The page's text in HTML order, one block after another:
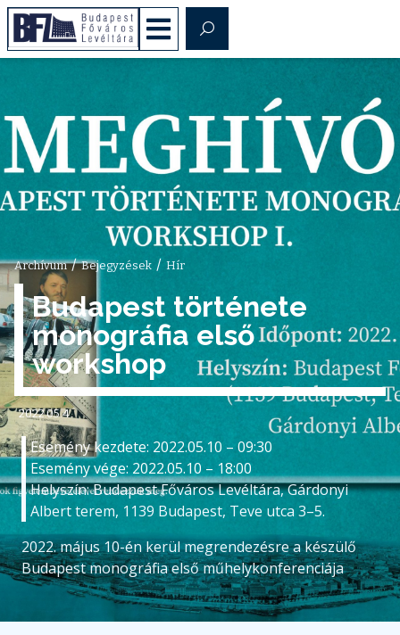
Archívum / Bejegyzések / Hír
Budapest története
monográfia első
workshop
2022.05.4
Esemény kezdete: 2022.05.10 – 09:30
Esemény vége: 2022.05.10 – 18:00
Helyszín: Budapest Főváros Levéltára, Gárdonyi
Albert terem, 1139 Budapest, Teve utca 3–5.
2022. május 10-én kerül megrendezésre a készülő
Budapest monográfia első műhelykonferenciája